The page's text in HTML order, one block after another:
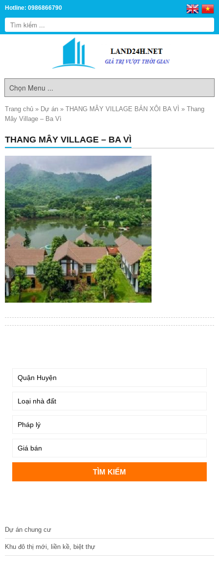
Hotline: 0986866790
Trang chủ » Dự án » THANG MÂY VILLAGE BẢN XÔI BA VÌ » Thang
Mây Village – Ba Vì
THANG MÂY VILLAGE – BA VÌ
Dự án chung cư
Khu đô thị mới, liền kề, biệt thự